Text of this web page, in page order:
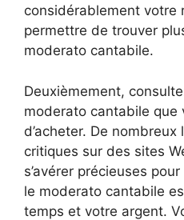
considérablement votre
permettre de trouver
moderato cantabile.
Deuxièmement,
moderato cantabile que
d’acheter. De nombreux
critiques sur des sites
s’avérer précieuses
le moderato cantabile
temps et votre argent.